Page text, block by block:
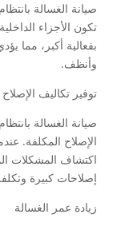
صيانة الغسالة
تكون الأجزاء
بفعالية أكبر، مما
وأنظف.
توفير تكاليف الإصلاح
صيانة الغسالة
الإصلاح المكلفة.
اكتشاف المشكلات
إصلاحات كبيرة
زيادة عمر الغسالة